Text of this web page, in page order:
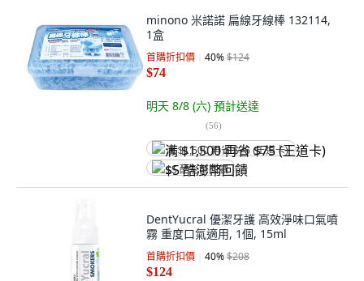
minono 米諾諾 扁線牙線棒 132114,
1盒
首購折扣價 40%$124
$74
明天 8/8 (六) 預計送達
(56)
满 $1,500 再省 $75 (王道卡)
$5 酷澎幣回饋
DentYucral 優潔牙護 高效淨味口氣噴
霧 重度口氣適用, 1個, 15ml
首購折扣價 40%$208
$124